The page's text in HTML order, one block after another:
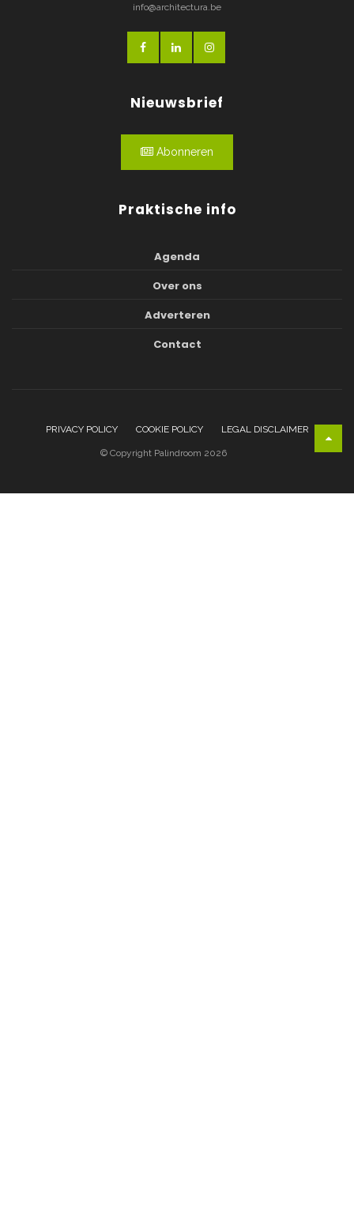
info@architectura.be
Nieuwsbrief
Abonneren
Praktische info
Agenda
Over ons
Adverteren
Contact
PRIVACY POLICY COOKIE POLICY LEGAL DISCLAIMER
© Copyright Palindroom 2026